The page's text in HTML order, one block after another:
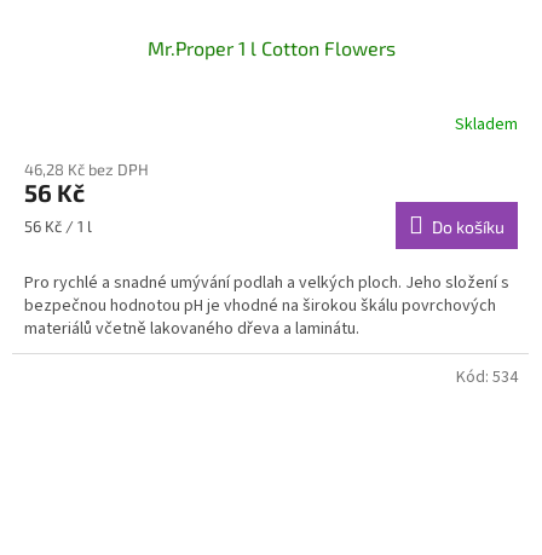
Mr.Proper 1 l Cotton Flowers
Skladem
46,28 Kč bez DPH
56 Kč
Měrná
56 Kč / 1 l Do košíku
Pro rychlé a snadné umývání podlah a velkých ploch. Jeho složení s
bezpečnou hodnotou pH je vhodné na širokou škálu povrchových
materiálů včetně lakovaného dřeva a laminátu.
Kód: 534